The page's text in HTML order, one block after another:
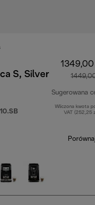
S, Silver
1349,00
Sugerowana
Wliczona kwota
VAT (252,25